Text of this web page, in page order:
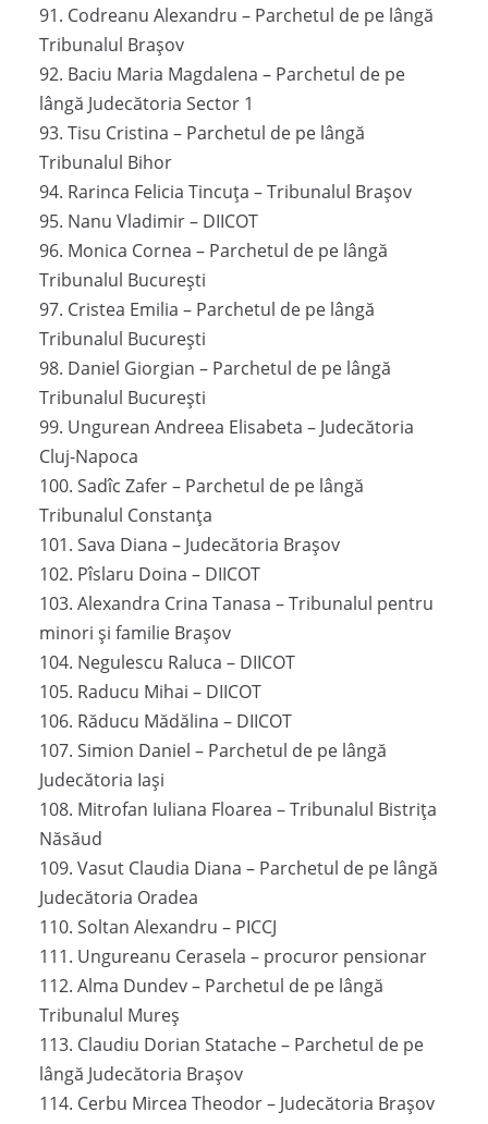
91. Codreanu Alexandru – Parchetul de pe lângă
Tribunalul Brașov
92. Baciu Maria Magdalena – Parchetul de pe
lângă Judecătoria Sector 1
93. Tisu Cristina – Parchetul de pe lângă
Tribunalul Bihor
94. Rarinca Felicia Tincuța – Tribunalul Brașov
95. Nanu Vladimir – DIICOT
96. Monica Cornea – Parchetul de pe lângă
Tribunalul București
97. Cristea Emilia – Parchetul de pe lângă
Tribunalul București
98. Daniel Giorgian – Parchetul de pe lângă
Tribunalul București
99. Ungurean Andreea Elisabeta – Judecătoria
Cluj-Napoca
100. Sadîc Zafer – Parchetul de pe lângă
Tribunalul Constanța
101. Sava Diana – Judecătoria Brașov
102. Pîslaru Doina – DIICOT
103. Alexandra Crina Tanasa – Tribunalul pentru
minori și familie Brașov
104. Negulescu Raluca – DIICOT
105. Raducu Mihai – DIICOT
106. Răducu Mădălina – DIICOT
107. Simion Daniel – Parchetul de pe lângă
Judecătoria Iași
108. Mitrofan Iuliana Floarea – Tribunalul Bistrița
Năsăud
109. Vasut Claudia Diana – Parchetul de pe lângă
Judecătoria Oradea
110. Soltan Alexandru – PICCJ
111. Ungureanu Cerasela – procuror pensionar
112. Alma Dundev – Parchetul de pe lângă
Tribunalul Mureș
113. Claudiu Dorian Statache – Parchetul de pe
lângă Judecătoria Brașov
114. Cerbu Mircea Theodor – Judecătoria Brașov